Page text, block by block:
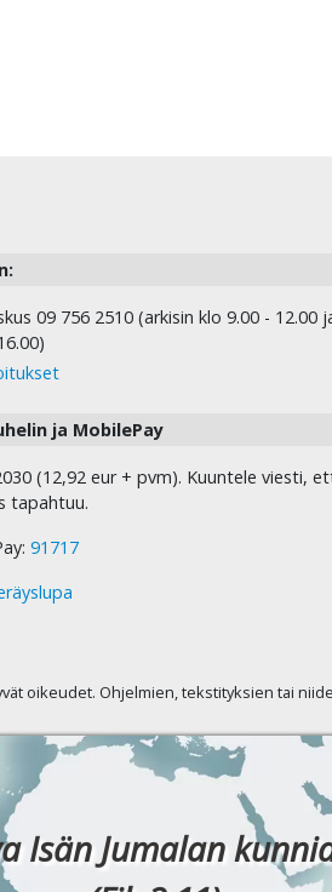
09 756 2510 (arkisin klo 9.00 - 12.00
ja MobilePay
(12,92 eur + pvm). Kuuntele viesti,
tapahtuu.
91717
oikeudet. Ohjelmien, tekstityksien tai
Isän Jumalan